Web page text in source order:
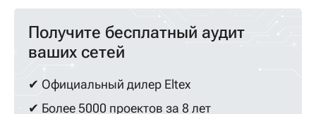
Получите бесплатный аудит
ваших сетей
✔ Официальный дилер Eltex
✔ Более 5000 проектов за 8 лет